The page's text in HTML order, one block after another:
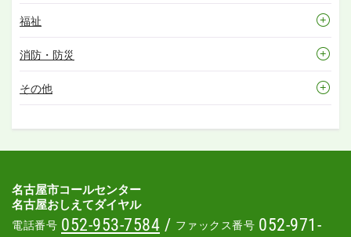
福祉
消防・防災
その他
名古屋市コールセンター
名古屋おしえてダイヤル
電話番号 052-953-7584 / ファックス番号 052-971-